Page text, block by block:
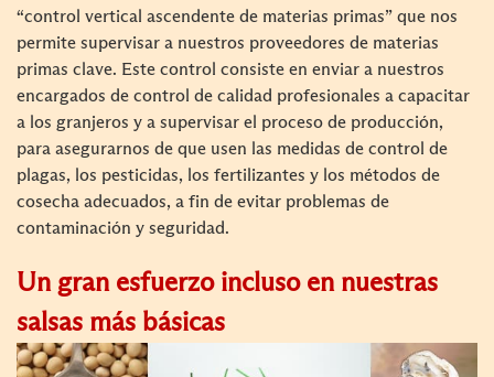
“control vertical ascendente de materias primas” que nos
permite supervisar a nuestros proveedores de materias
primas clave. Este control consiste en enviar a nuestros
encargados de control de calidad profesionales a capacitar
a los granjeros y a supervisar el proceso de producción,
para asegurarnos de que usen las medidas de control de
plagas, los pesticidas, los fertilizantes y los métodos de
cosecha adecuados, a fin de evitar problemas de
contaminación y seguridad.
Un gran esfuerzo incluso en nuestras
salsas más básicas